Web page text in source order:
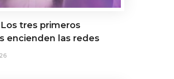
tres primeros
encienden las redes